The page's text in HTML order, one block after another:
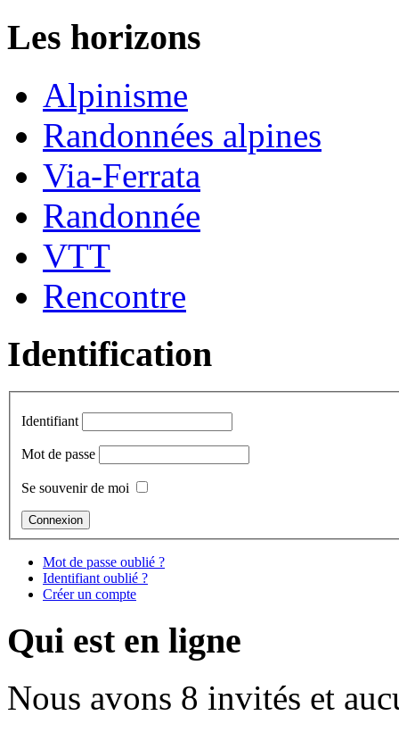
Les horizons
Alpinisme
Randonnées alpines
Via-Ferrata
Randonnée
VTT
Rencontre
Identification
Identifiant
Mot de passe
Se souvenir de moi
Mot de passe oublié ?
Identifiant oublié ?
Créer un compte
Qui est en ligne
Nous avons 8 invités et